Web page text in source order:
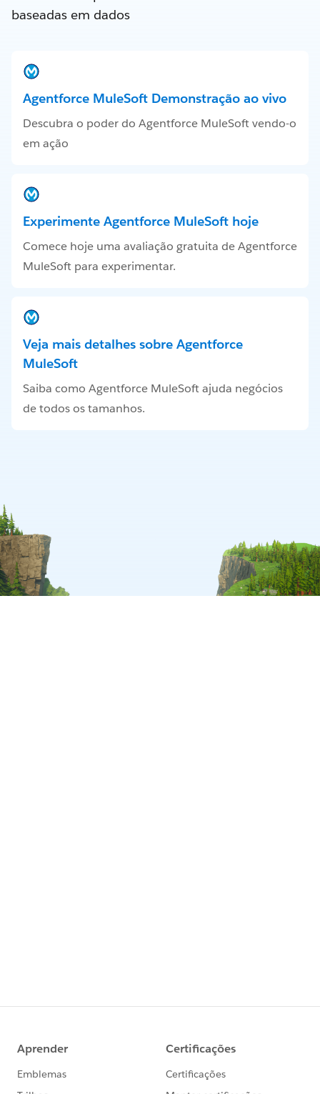
baseadas em dados
Agentforce MuleSoft Demonstração ao vivo
Descubra o poder do Agentforce MuleSoft vendo-o
em ação
Experimente Agentforce MuleSoft hoje
Comece hoje uma avaliação gratuita de Agentforce
MuleSoft para experimentar.
Veja mais detalhes sobre Agentforce
MuleSoft
Saiba como Agentforce MuleSoft ajuda negócios
de todos os tamanhos.